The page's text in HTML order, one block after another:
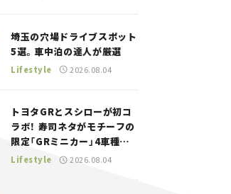
埼玉の穴場ドライブスポット
5選。車中泊の達人が厳選
Lifestyle 2026.08.04
トヨタGRとスシローが初コ
ラボ！ 寿司ネタがモチーフの
限定「GRミニカー」4車種が
登場。入手方法は？【クルマ
Lifestyle 2026.08.04